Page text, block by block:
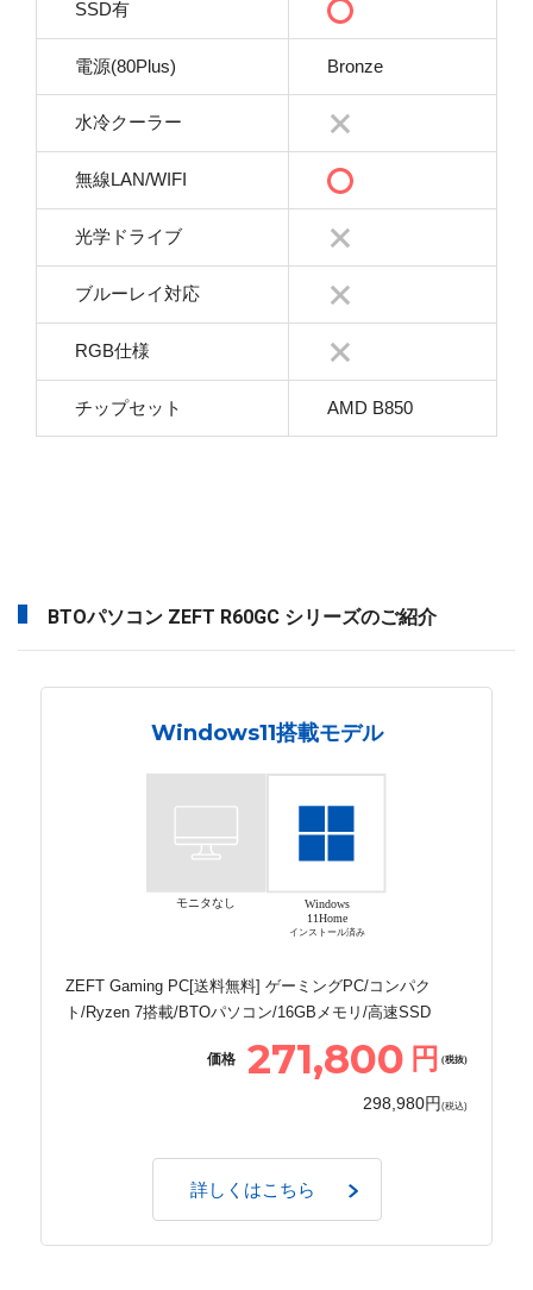
SSD有
電源(80Plus) Bronze
水冷クーラー
無線LAN/WIFI
光学ドライブ
ブルーレイ対応
RGB仕様
チップセット AMD B850
BTOパソコン ZEFT R60GC シリーズのご紹介
Windows11搭載モデル
モニタなし
Windows
11Home
インストール済み
ZEFT Gaming PC[送料無料] ゲーミングPC/コンパク
ト/Ryzen 7搭載/BTOパソコン/16GBメモリ/高速SSD
価格 271,800 円 (税抜)
298,980円 (税込)
詳しくはこちら